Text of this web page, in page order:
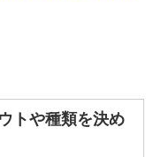
トや種類を決め